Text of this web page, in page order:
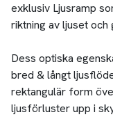
exklusiv Ljusramp
riktning av ljuset och
Dess optiska
bred & långt
rektangulär form
ljusförluster upp i